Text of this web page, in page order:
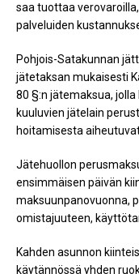
saa tuottaa
palveluiden
Pohjois-Satakunnan
jätetaksan mukaisesti
80 §:n jätemaksua,
kuuluvien jätelain
hoitamisesta
Jätehuollon
ensimmäisen päivän
maksuunpanovuonna,
omistajuuteen,
Kahden asunnon
käytännössä yhden